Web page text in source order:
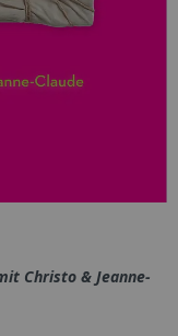
Christo & Jeanne-